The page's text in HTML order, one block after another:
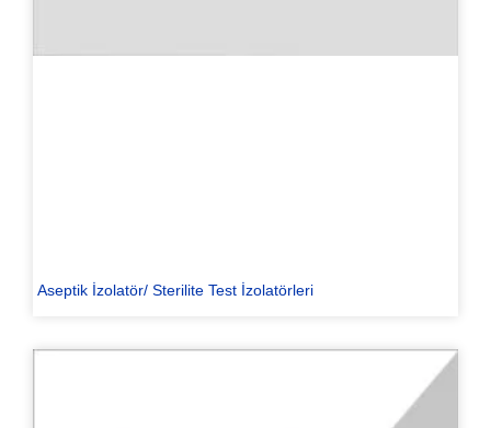
Aseptik İzolatör/ Sterilite Test İzolatörleri